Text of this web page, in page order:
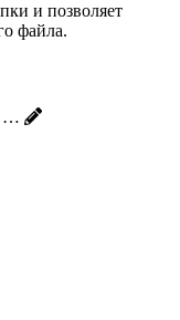
и позволяет
файла.
…